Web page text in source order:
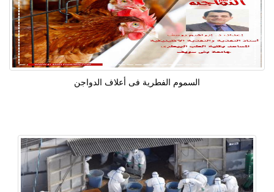
السموم الفطرية فى أعلاف الدواجن